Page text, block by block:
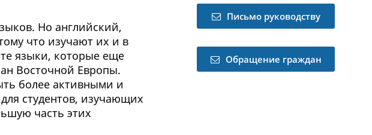
Но английский,
что изучают их и в
языки, которые еще
Восточной Европы.
более активными и
студентов, изучающих
часть этих
Письмо руководству
Обращение граждан